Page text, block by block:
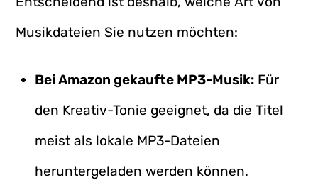
Musikdateien Sie nutzen möchten:
Bei Amazon gekaufte MP3-Musik: Für
den Kreativ-Tonie geeignet, da die Titel
meist als lokale MP3-Dateien
heruntergeladen werden können.